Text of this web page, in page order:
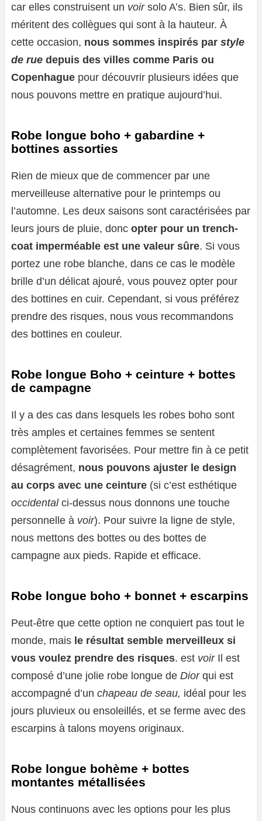
car elles construisent un voirsolo A’s. Bien sûr, ils
méritent des collègues qui sont à la hauteur. À
cette occasion, nous sommes inspirés par style
de rue depuis des villes comme Paris ou
Copenhague pour découvrir plusieurs idées que
nous pouvons mettre en pratique aujourd’hui.
Robe longue boho + gabardine +
bottines assorties
Rien de mieux que de commencer par une
merveilleuse alternative pour le printemps ou
l’automne. Les deux saisons sont caractérisées par
leurs jours de pluie, donc opter pour un trench-
coat imperméable est une valeur sûre. Si vous
portez une robe blanche, dans ce cas le modèle
brille d’un délicat ajouré, vous pouvez opter pour
des bottines en cuir. Cependant, si vous préférez
prendre des risques, nous vous recommandons
des bottines en couleur.
Robe longue Boho + ceinture + bottes
de campagne
Il y a des cas dans lesquels les robes boho sont
très amples et certaines femmes se sentent
complètement favorisées. Pour mettre fin à ce petit
désagrément, nous pouvons ajuster le design
au corps avec une ceinture (si c’est esthétique
occidentalci-dessus nous donnons une touche
personnelle à voir). Pour suivre la ligne de style,
nous mettons des bottes ou des bottes de
campagne aux pieds. Rapide et efficace.
Robe longue boho + bonnet + escarpins
Peut-être que cette option ne conquiert pas tout le
monde, mais le résultat semble merveilleux si
vous voulez prendre des risques. est voirIl est
composé d’une jolie robe longue de Diorqui est
accompagné d’un chapeau de seau, idéal pour les
jours pluvieux ou ensoleillés, et se ferme avec des
escarpins à talons moyens originaux.
Robe longue bohème + bottes
montantes métallisées
Nous continuons avec les options pour les plus